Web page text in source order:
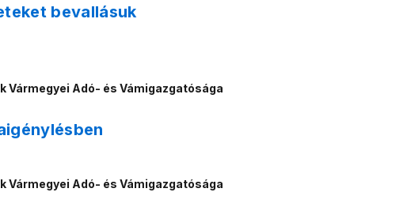
bevallásuk
Vármegyei Adó- és Vámigazgatósága
Vármegyei Adó- és Vámigazgatósága